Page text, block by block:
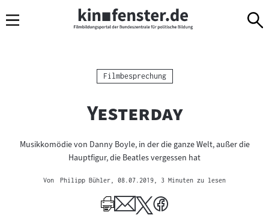
Navigation
zum
zur
Kategorie:
Filmbesprechung
"
Yesterday"
Musikkomödie von Danny Boyle, in der die ganze Welt, außer die
Hauptfigur, die Beatles vergessen hat
Von Philipp Bühler , 08.07.2019 , 3 Minuten zu lesen